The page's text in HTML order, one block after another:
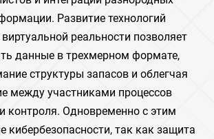
Развитие технологий
реальности позволяет
данные в трехмерном формате,
структуры запасов и облегчая
между участниками процессов
контроля. Одновременно с этим
кибербезопасности, так как защита